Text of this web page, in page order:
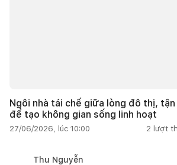
Ngôi nhà tái chế giữa lòng đô thị,
để tạo không gian sống linh hoạt
27/06/2026, lúc 10:00 2 lượt
Thu Nguyễn